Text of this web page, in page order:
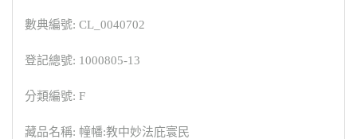
數典編號: CL_0040702
登記總號: 1000805-13
分類編號: F
藏品名稱: 幢幡:教中妙法庇寰民